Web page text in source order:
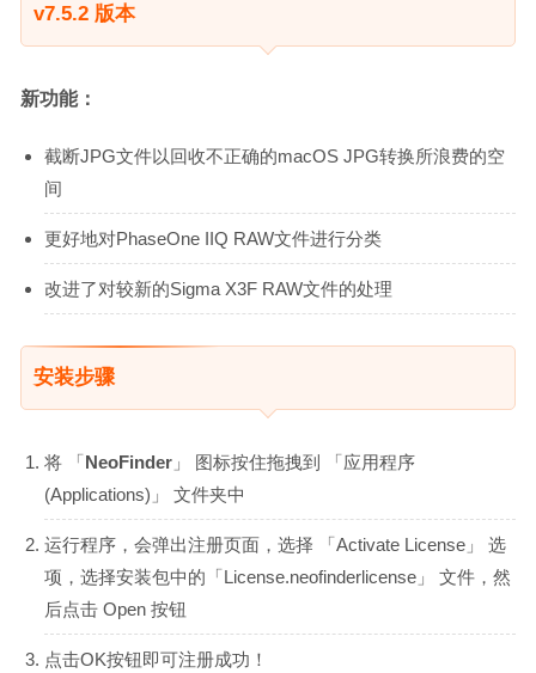
v7.5.2 版本
新功能：
截断JPG文件以回收不正确的macOS JPG转换所浪费的空
间
更好地对PhaseOne IIQ RAW文件进行分类
改进了对较新的Sigma X3F RAW文件的处理
安装步骤
将 「NeoFinder 」 图标按住拖拽到 「应用程序
(Applications)」 文件夹中
运行程序，会弹出注册页面，选择 「Activate License」 选
项，选择安装包中的「License.neofinderlicense」 文件，然
后点击 Open 按钮
点击OK按钮即可注册成功！